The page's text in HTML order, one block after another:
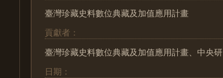
臺灣珍藏史料數位典藏及加值應用計畫
貢獻者：
臺灣珍藏史料數位典藏及加值應用計畫、中央
日期：